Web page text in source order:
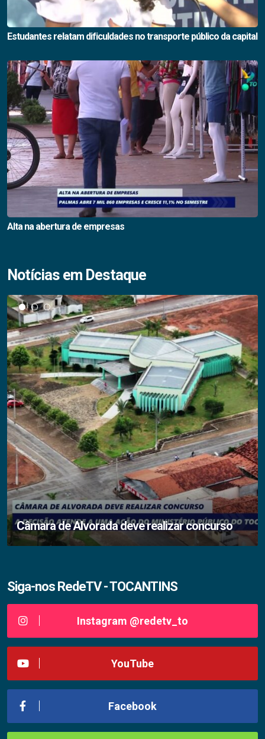
Estudantes relatam dificuldades no transporte público da capital
Alta na abertura de empresas
Notícias em Destaque
Câmara de Alvorada deve realizar concurso
Siga-nos RedeTV - TOCANTINS
Instagram @redetv_to
YouTube
Facebook